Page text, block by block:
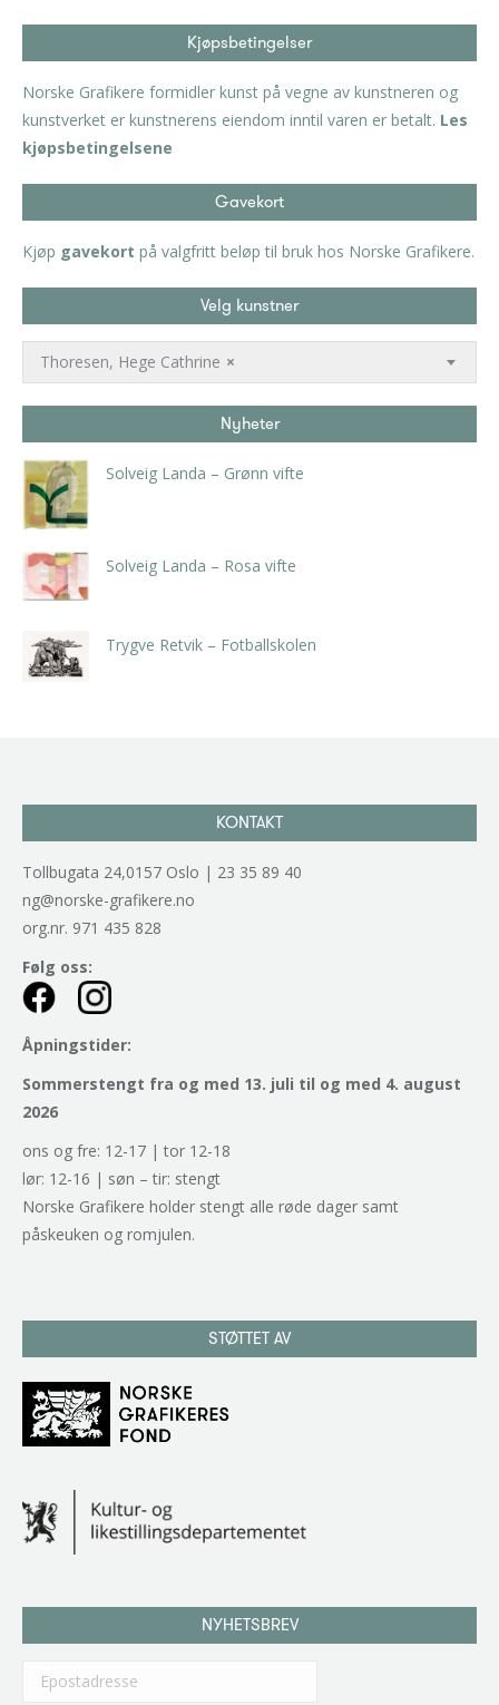
Kjøpsbetingelser
Norske Grafikere formidler kunst på vegne av kunstneren og
kunstverket er kunstnerens eiendom inntil varen er betalt. Les
kjøpsbetingelsene
Gavekort
Kjøp gavekort på valgfritt beløp til bruk hos Norske Grafikere.
Velg kunstner
×
Thoresen, Hege Cathrine
Nyheter
Solveig Landa – Grønn vifte
Solveig Landa – Rosa vifte
Trygve Retvik – Fotballskolen
KONTAKT
Tollbugata 24,0157 Oslo | 23 35 89 40
ng@norske-grafikere.no
org.nr. 971 435 828
Følg oss:
Åpningstider:
Sommerstengt fra og med 13. juli til og med 4. august
2026
ons og fre: 12-17 | tor 12-18
lør: 12-16 | søn – tir: stengt
Norske Grafikere holder stengt alle røde dager samt
påskeuken og romjulen.
STØTTET AV
NYHETSBREV